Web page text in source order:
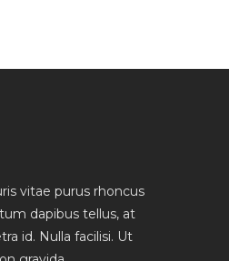
vitae purus rhoncus
dapibus tellus, at
id. Nulla facilisi. Ut